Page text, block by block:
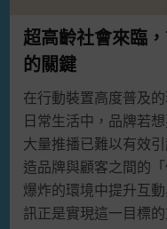
超高齡社會來臨
的關鍵
在行動裝置高度普及
日常生活中，品牌若
大量推播已難以有效
造品牌與顧客之間的
爆炸的環境中提升互
訊正是實現這一目標的